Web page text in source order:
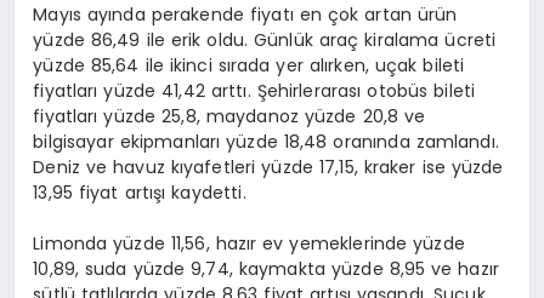
Mayıs ayında perakende fiyatı en çok artan ürün
yüzde 86,49 ile erik oldu. Günlük araç kiralama ücreti
yüzde 85,64 ile ikinci sırada yer alırken, uçak bileti
fiyatları yüzde 41,42 arttı. Şehirlerarası otobüs bileti
fiyatları yüzde 25,8, maydanoz yüzde 20,8 ve
bilgisayar ekipmanları yüzde 18,48 oranında zamlandı.
Deniz ve havuz kıyafetleri yüzde 17,15, kraker ise yüzde
13,95 fiyat artışı kaydetti.
Limonda yüzde 11,56, hazır ev yemeklerinde yüzde
10,89, suda yüzde 9,74, kaymakta yüzde 8,95 ve hazır